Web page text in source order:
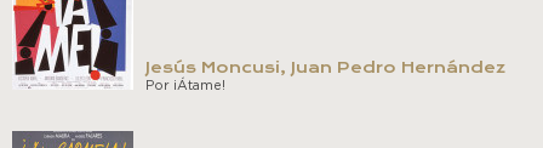
Jesús Moncusi, Juan Pedro Hernández
Por ¡Átame!